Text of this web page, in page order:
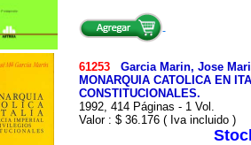
61253 Garcia Marin, Jose
MONARQUIA CATOLICA EN
CONSTITUCIONALES.
1992, 414 Páginas - 1 Vol.
Valor : $ 36.176 ( Iva incluido )